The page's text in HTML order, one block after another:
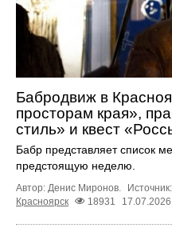
Бабродвиж в
просторам края»,
стиль» и квест
Бабр представляет список
предстоящую неделю.
Автор: Денис Миронов. Источник:
Красноярск
18931 17.07.2026